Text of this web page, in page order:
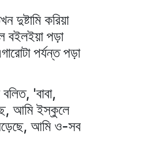
দুষ্টামি করিয়া
বইলইয়া পড়া
পর্যন্ত পড়া
'বাবা,
আমি ইস্কুলে
আমি ও-সব